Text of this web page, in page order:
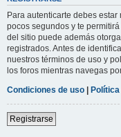
Para autenticarte debes
pocos segundos y te
del sitio puede además
registrados. Antes de
nuestros términos de uso y
los foros mientras navegas
Condiciones de uso |
Registrarse